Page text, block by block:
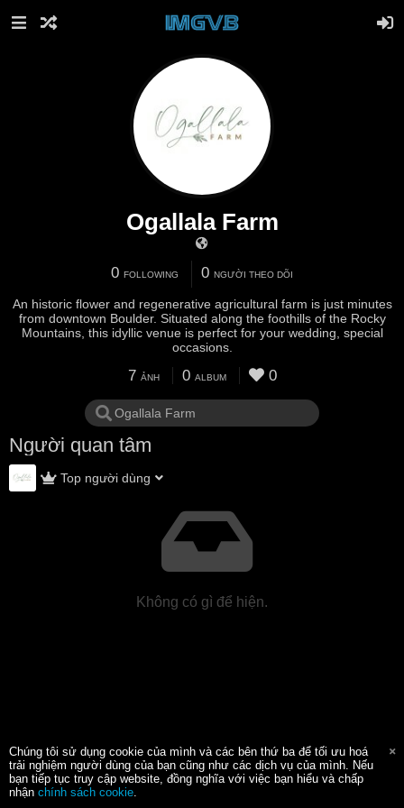
Ogallala Farm
0 FOLLOWING 0 NGƯỜI THEO DÕI
An historic flower and regenerative agricultural farm is just minutes
from downtown Boulder. Situated along the foothills of the Rocky
Mountains, this idyllic venue is perfect for your wedding, special
occasions.
7 ẢNH 0 ALBUM 0
Người quan tâm
Top người dùng
Không có gì để hiện.
Chúng tôi sử dụng cookie của mình và các bên thứ ba để tối ưu hoá
trải nghiệm người dùng của bạn cũng như các dịch vụ của mình. Nếu
bạn tiếp tục truy cập website, đồng nghĩa với việc bạn hiểu và chấp
nhận chính sách cookie.